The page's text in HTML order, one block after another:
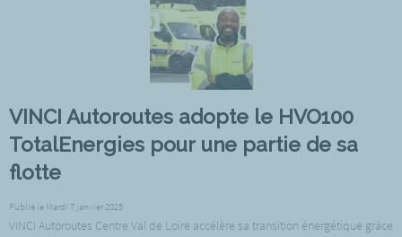
VINCI Autoroutes adopte le HVO100
TotalEnergies pour une partie de sa
flotte
Publié le Mardi 7 janvier 2025
VINCI Autoroutes Centre Val de Loire accélère sa transition énergétique grâce